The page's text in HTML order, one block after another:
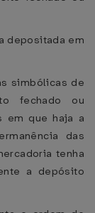
depositada em
simbólicas de
fechado ou
em que haja a
das
tenha
a depósito